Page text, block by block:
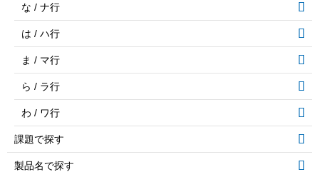
な / ナ行
は / ハ行
ま / マ行
ら / ラ行
わ / ワ行
課題で探す
製品名で探す